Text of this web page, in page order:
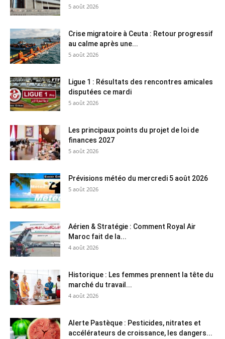
5 août 2026
Crise migratoire à Ceuta : Retour progressif
au calme après une...
5 août 2026
Ligue 1 : Résultats des rencontres amicales
disputées ce mardi
5 août 2026
Les principaux points du projet de loi de
finances 2027
5 août 2026
Prévisions météo du mercredi 5 août 2026
5 août 2026
Aérien & Stratégie : Comment Royal Air
Maroc fait de la...
4 août 2026
Historique : Les femmes prennent la tête du
marché du travail...
4 août 2026
Alerte Pastèque : Pesticides, nitrates et
accélérateurs de croissance, les dangers...